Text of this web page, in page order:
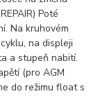
Poté
Na kruhovém
na displeji
a stupeň nabití.
(pro AGM
do režimu float s